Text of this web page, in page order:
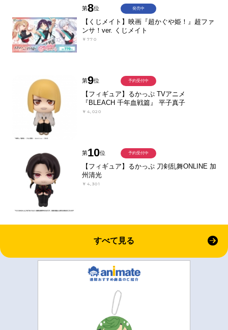
第8位
【くじメイト】映画『超かぐや姫！』超ファ
ンサ！ver. くじメイト
￥770
発売中
第9位
【フィギュア】るかっぷ TVアニメ
『BLEACH 千年血戦篇』 平子真子
￥4,020
予約受付中
第10位
【フィギュア】るかっぷ 刀剣乱舞ONLINE 加
州清光
￥4,301
予約受付中
すべて見る